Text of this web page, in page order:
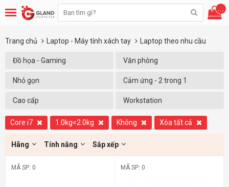
...
Trang chủ Laptop - Máy tính xách tay Laptop theo nhu cầu
Đồ họa - Gaming Văn phòng
Nhỏ gọn Cảm ứng - 2 trong 1
Cao cấp Workstation
Core i7 1.0kg<2.0kg Không Xóa tất cả
Hãng Tính năng Sắp xếp
MÃ SP: 0 MÃ SP: 0